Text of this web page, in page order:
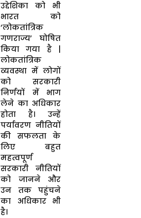
उद्देशिका को भी
भारत को
‘लोकतांत्रिक
गणराज्य’ घोषित
किया गया है |
लोकतांत्रिक
व्यवस्था में लोगों
को सरकारी
निर्णयों में भाग
लेने का अधिकार
होता है। उन्हें
पर्यावरण नीतियों
की सफलता के
लिए बहुत
महत्वपूर्ण
सरकारी नीतियों
को जानने और
उन तक पहुंचने
का अधिकार भी
है।